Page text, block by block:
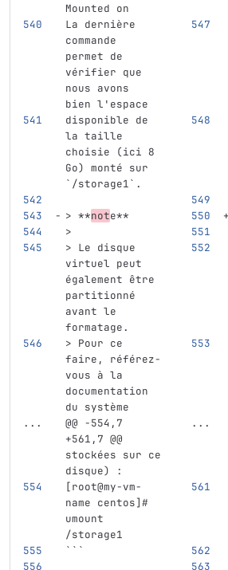
Mounted on
La dernière
commande
permet de
vérifier que
nous avons
bien l'espace
disponible de
la taille
choisie (ici 8
Go) monté sur
`/storage1` .
> **note**
>
> Le disque
virtuel peut
également être
partitionné
avant le
formatage.
> Pour ce
faire, référez-
vous à la
documentation
du système
...
@@ -554,7
+561,7 @@
stockées sur ce
disque) :
...
[root@my-vm-
name centos]#
umount
/storage1
```